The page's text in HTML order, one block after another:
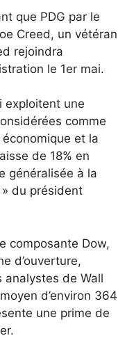
que PDG par le
Creed, un vétéran
rejoindra
le 1er mai.
exploitent une
comme
et la
de 18% en
généralisée à la
du président
composante Dow,
d’ouverture,
analystes de Wall
d’environ 364
une prime de